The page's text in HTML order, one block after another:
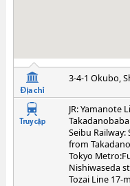
3-4-1 Okubo,
JR: Yamanote
Seibu
from
Tokyo
Nishiwaseda
Tozai Line 17-